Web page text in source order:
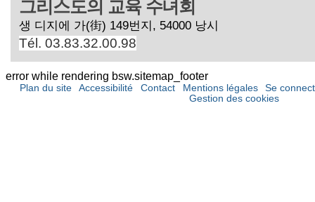
생 디지에 가(街) 149번지, 54000 낭시
Tél. 03.83.32.00.98
error while rendering bsw.sitemap_footer
Plan du site Accessibilité Contact Mentions légales
Se
Gestion des cookies